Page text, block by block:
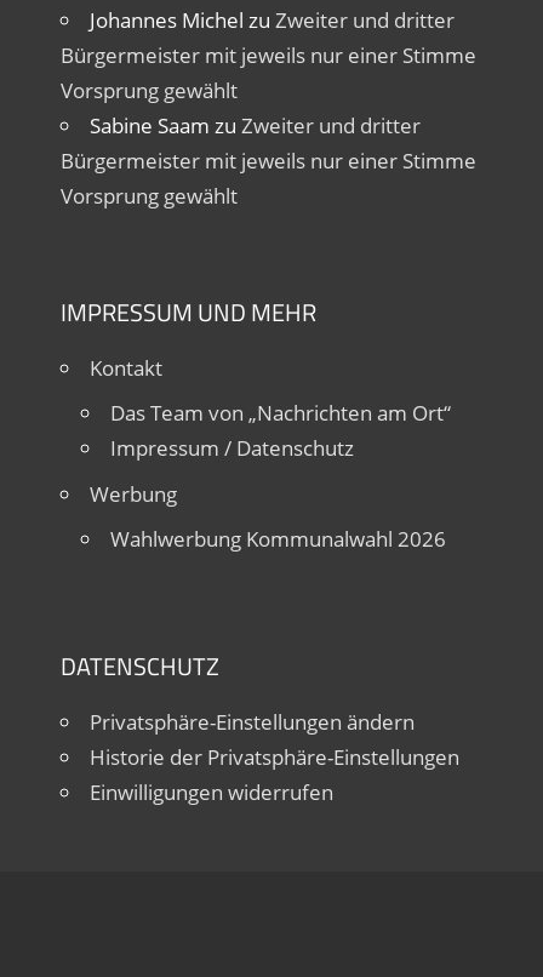
Johannes Michel zu Zweiter und dritter
Bürgermeister mit jeweils nur einer Stimme
Vorsprung gewählt
Sabine Saam zu Zweiter und dritter
Bürgermeister mit jeweils nur einer Stimme
Vorsprung gewählt
IMPRESSUM UND MEHR
Kontakt
Das Team von „Nachrichten am Ort“
Impressum / Datenschutz
Werbung
Wahlwerbung Kommunalwahl 2026
DATENSCHUTZ
Privatsphäre-Einstellungen ändern
Historie der Privatsphäre-Einstellungen
Einwilligungen widerrufen